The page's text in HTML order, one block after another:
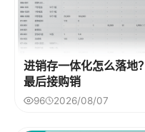
进销存一体化怎么落地
最后接购销
96 2026/08/07